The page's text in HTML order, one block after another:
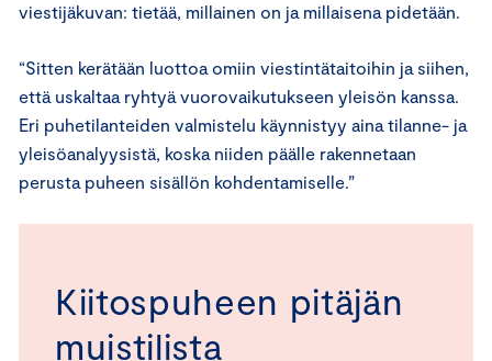
viestijäkuvan: tietää, millainen on ja millaisena pidetään.
“Sitten kerätään luottoa omiin viestintätaitoihin ja siihen,
että uskaltaa ryhtyä vuorovaikutukseen yleisön kanssa.
Eri puhetilanteiden valmistelu käynnistyy aina tilanne- ja
yleisöanalyysistä, koska niiden päälle rakennetaan
perusta puheen sisällön kohdentamiselle.”
Kiitospuheen pitäjän
muistilista